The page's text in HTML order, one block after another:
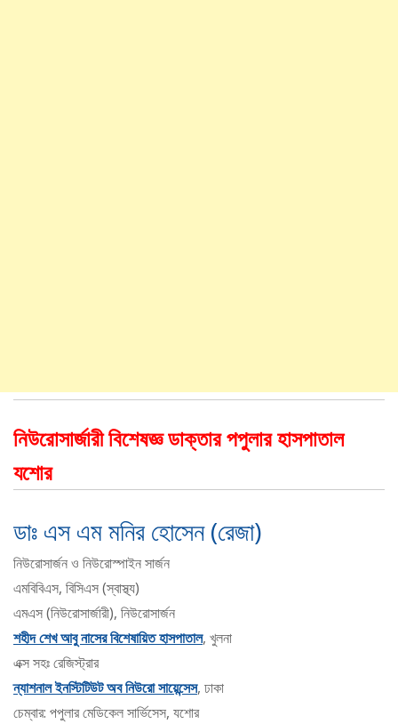
নিউরোসার্জারী বিশেষজ্ঞ ডাক্তার পপুলার হাসপাতাল
যশোর
ডাঃ এস এম মনির হোসেন (রেজা)
নিউরোসার্জন ও নিউরোস্পাইন সার্জন
এমবিবিএস, বিসিএস (স্বাস্থ্য)
এমএস (নিউরোসার্জারী), নিউরোসার্জন
শহীদ শেখ আবু নাসের বিশেষায়িত হাসপাতাল, খুলনা
এক্স সহঃ রেজিস্ট্রার
ন্যাশনাল ইনস্টিটিউট অব নিউরো সায়েন্সেস, ঢাকা
চেম্বার: পপুলার মেডিকেল সার্ভিসেস, যশোর